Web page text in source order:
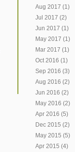
Aug 2017 (1)
Jul 2017 (2)
Jun 2017 (1)
May 2017 (1)
Mar 2017 (1)
Oct 2016 (1)
Sep 2016 (3)
Aug 2016 (2)
Jun 2016 (2)
May 2016 (2)
Apr 2016 (5)
Dec 2015 (2)
May 2015 (5)
Apr 2015 (4)